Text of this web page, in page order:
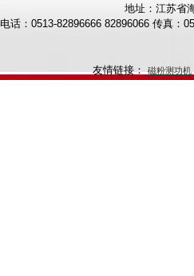
地址：江苏省
电话：0513-82896666 82896066 传真：
友情链接：磁粉测功机